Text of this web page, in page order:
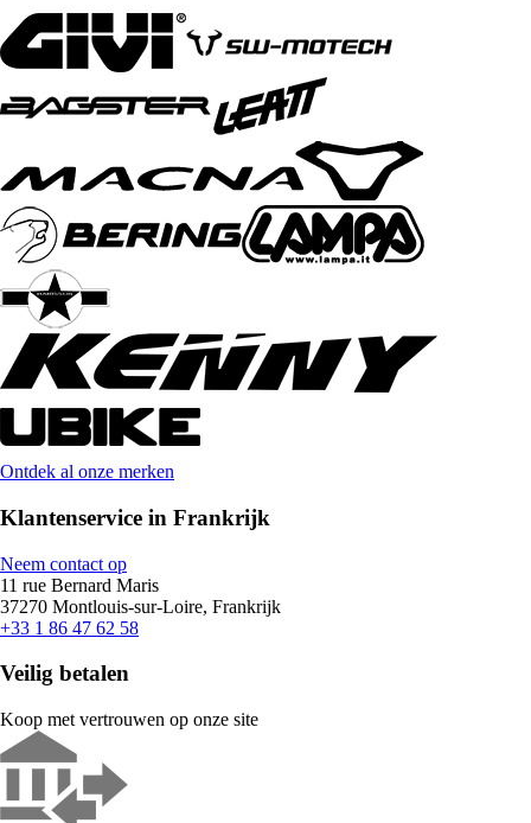
Ontdek al onze merken
Klantenservice in Frankrijk
Neem contact op
11 rue Bernard Maris
37270 Montlouis-sur-Loire, Frankrijk
+33 1 86 47 62 58
Veilig betalen
Koop met vertrouwen op onze site